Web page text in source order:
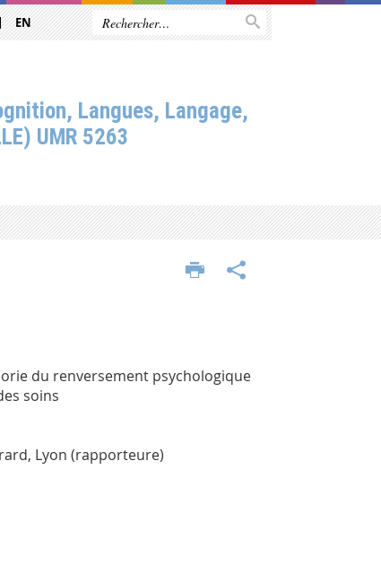
EN
Langues, Langage,
UMR 5263
du renversement psychologique
soins
Lyon (rapporteure)